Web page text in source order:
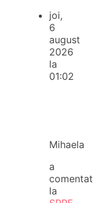
joi,
6
august
2026
la
01:02
Mihaela
a
comentat
la